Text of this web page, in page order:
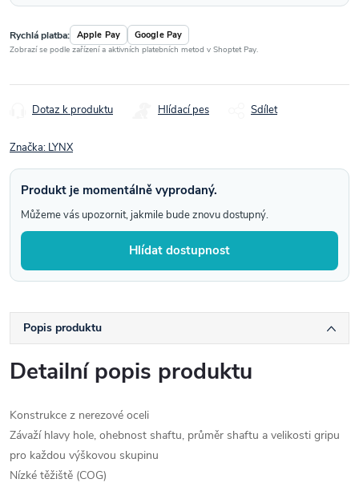
Rychlá platba: Apple Pay Google Pay
Zobrazí se podle zařízení a aktivních platebních metod v Shoptet Pay.
Dotaz k produktu Hlídací pes Sdílet
Značka: LYNX
Produkt je momentálně vyprodaný.
Můžeme vás upozornit, jakmile bude znovu dostupný.
Hlídat dostupnost
Popis produktu
Detailní popis produktu
Konstrukce z nerezové oceli
Závaží hlavy hole, ohebnost shaftu, průměr shaftu a velikosti gripu
pro každou výškovou skupinu
Nízké těžiště (COG)